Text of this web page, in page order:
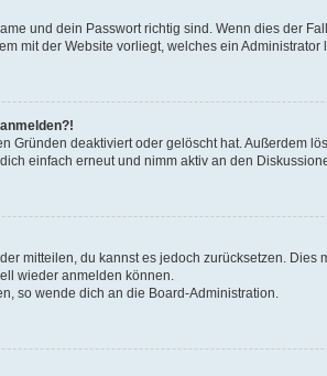
und dein Passwort richtig sind. Wenn dies der
mit der Website vorliegt, welches ein Administrator
Gründen deaktiviert oder gelöscht hat. Außerdem
einfach erneut und nimm aktiv an den
mitteilen, du kannst es jedoch zurücksetzen.
wieder anmelden können.
so wende dich an die Board-Administration.